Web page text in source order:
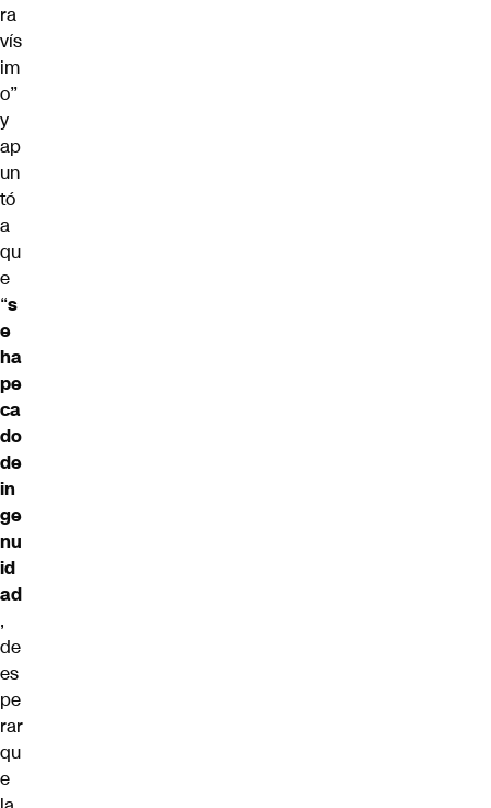
ra
vís
im
o”
y
ap
un
tó
a
qu
e
“s
e
ha
pe
ca
do
de
in
ge
nu
id
ad
,
de
es
pe
rar
qu
e